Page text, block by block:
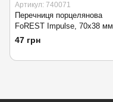
Артикул: 740071
Перечниця порцелянова
FoREST Impulse, 70х38 мм
47 грн